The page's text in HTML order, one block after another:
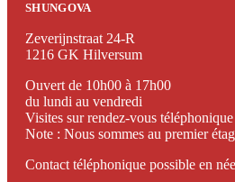
SHUNGOVA
Zeverijnstraat 24-R
1216 GK Hilversum
Ouvert de 10h00 à 17h00
du lundi au vendredi
Visites sur rendez-vous téléphonique
Note : Nous sommes au premier
Contact téléphonique possible en